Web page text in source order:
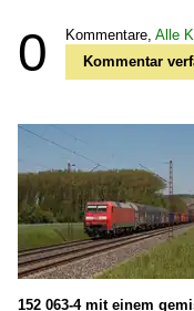
0 Kommentare, Alle
Kommentar
152 063-4 mit einem